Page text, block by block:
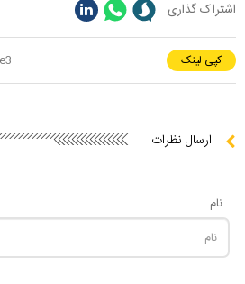
اشتراک گذاری
کپی لینک
ارسال نظرات
نام